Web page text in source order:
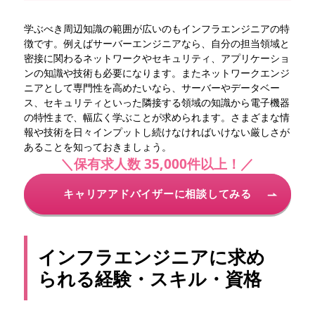
学ぶべき周辺知識の範囲が広いのもインフラエンジニアの特
徴です。例えばサーバーエンジニアなら、自分の担当領域と
密接に関わるネットワークやセキュリティ、アプリケーショ
ンの知識や技術も必要になります。またネットワークエンジ
ニアとして専門性を高めたいなら、サーバーやデータベー
ス、セキュリティといった隣接する領域の知識から電子機器
の特性まで、幅広く学ぶことが求められます。さまざまな情
報や技術を日々インプットし続けなければいけない厳しさが
あることを知っておきましょう。
＼保有求人数 35,000件以上！／
キャリアアドバイザーに相談してみる
インフラエンジニアに求め
られる経験・スキル・資格